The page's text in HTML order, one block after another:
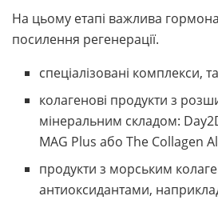
На цьому етапі важлива
посилення регенерації.
спеціалізовані комплекси,
колагенові продукти з
мінеральним складом:
MAG Plus або The Collagen
продукти з морським
антиоксидантами,